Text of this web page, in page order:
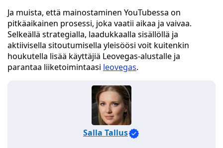
Ja muista, että mainostaminen YouTubessa on
pitkäaikainen prosessi, joka vaatii aikaa ja vaivaa.
Selkeällä strategialla, laadukkaalla sisällöllä ja
aktiivisella sitoutumisella yleisöösi voit kuitenkin
houkutella lisää käyttäjiä Leovegas-alustalle ja
parantaa liiketoimintaasi leovegas.
Salla Tallus